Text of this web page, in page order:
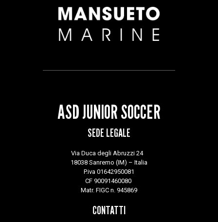
ASD JUNIOR SOCCER
SEDE LEGALE
Via Duca degli Abruzzi 24
18038 Sanremo (IM) – Italia
P.iva 01642950081
CF 90091460080
Matr. FIGC n. 945869
CONTATTI